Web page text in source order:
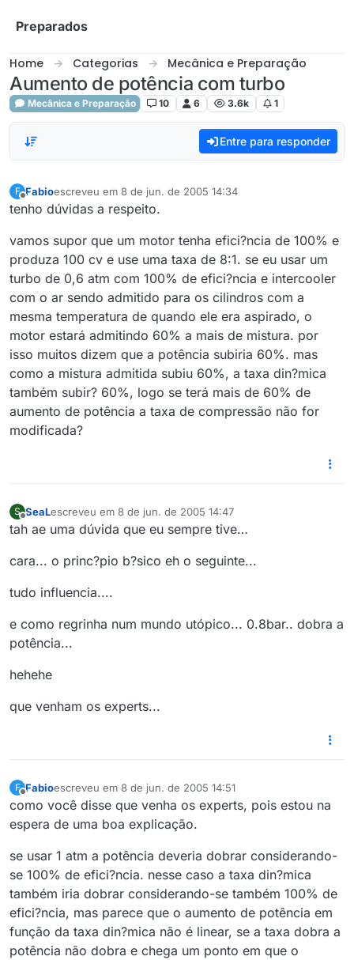
Preparados
Home Categorias Mecânica e Preparação
Aumento de potência com turbo
Mecânica e Preparação 10 6 3.6k 1
Entre para responder
F
Offline
Fabioescreveu em 8 de jun. de 2005 14:34
última edição por
tenho dúvidas a respeito.
vamos supor que um motor tenha efici?ncia de 100% e
produza 100 cv e use uma taxa de 8:1. se eu usar um
turbo de 0,6 atm com 100% de efici?ncia e intercooler
com o ar sendo admitido para os cilindros com a
mesma temperatura de quando ele era aspirado, o
motor estará admitindo 60% a mais de mistura. por
isso muitos dizem que a potência subiria 60%. mas
como a mistura admitida subiu 60%, a taxa din?mica
também subir? 60%, logo se terá mais de 60% de
aumento de potência a taxa de compressão não for
modificada?
S
Offline
SeaLescreveu em 8 de jun. de 2005 14:47
última edição por
tah ae uma dúvida que eu sempre tive…
cara... o princ?pio b?sico eh o seguinte...
tudo influencia....
e como regrinha num mundo utópico... 0.8bar.. dobra a
potência...
hehehe
que venham os experts...
F Fabioescreveu em 8 de jun. de 2005 14:51
última edição por
como você disse que venha os experts, pois estou na
espera de uma boa explicação.
se usar 1 atm a potência deveria dobrar considerando-
se 100% de efici?ncia. nesse caso a taxa din?mica
também iria dobrar considerando-se também 100% de
efici?ncia, mas parece que o aumento de potência em
função da taxa din?mica não é linear, se a taxa dobra a
potência não dobra e chega um ponto em que o